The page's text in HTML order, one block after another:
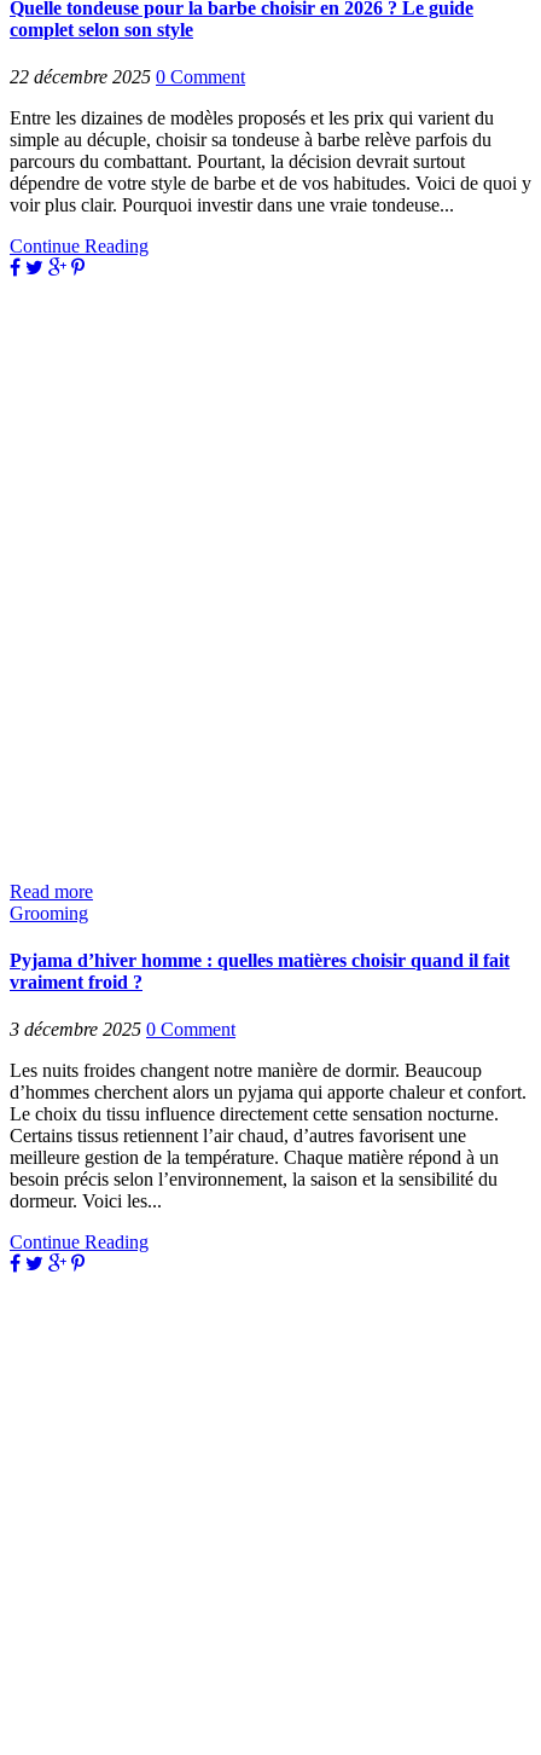
Quelle tondeuse pour la barbe choisir en 2026 ? Le guide
complet selon son style
22 décembre 2025 0 Comment
Entre les dizaines de modèles proposés et les prix qui varient du
simple au décuple, choisir sa tondeuse à barbe relève parfois du
parcours du combattant. Pourtant, la décision devrait surtout
dépendre de votre style de barbe et de vos habitudes. Voici de quoi y
voir plus clair. Pourquoi investir dans une vraie tondeuse...
Continue Reading
Read more
Grooming
Pyjama d’hiver homme : quelles matières choisir quand il fait
vraiment froid ?
3 décembre 2025 0 Comment
Les nuits froides changent notre manière de dormir. Beaucoup
d’hommes cherchent alors un pyjama qui apporte chaleur et confort.
Le choix du tissu influence directement cette sensation nocturne.
Certains tissus retiennent l’air chaud, d’autres favorisent une
meilleure gestion de la température. Chaque matière répond à un
besoin précis selon l’environnement, la saison et la sensibilité du
dormeur. Voici les...
Continue Reading